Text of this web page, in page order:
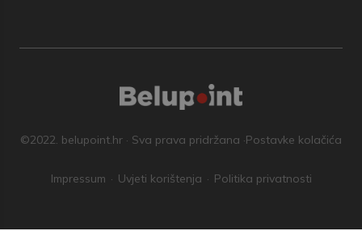
©2022. belupoint.hr · Sva prava pridržana ·Postavke kolačića
Impressum Uvjeti korištenja Politika privatnosti